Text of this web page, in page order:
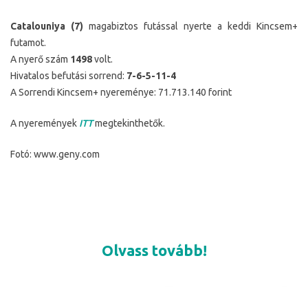
Catalouniya (7) magabiztos futással nyerte a keddi Kincsem+
futamot.
A nyerő szám 1498volt.
Hivatalos befutási sorrend: 7-6-5-11-4
A Sorrendi Kincsem+ nyereménye: 71.713.140 forint
A nyeremények ITTmegtekinthetők.
Fotó: www.geny.com
Olvass tovább!